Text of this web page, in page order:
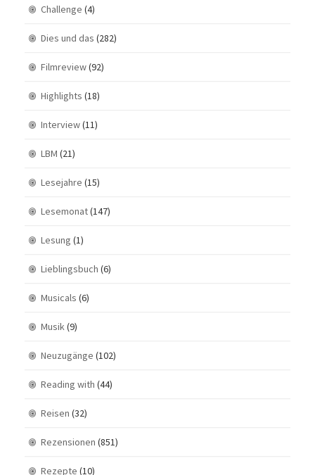
Challenge (4)
Dies und das (282)
Filmreview(92)
Highlights (18)
Interview(11)
LBM (21)
Lesejahre (15)
Lesemonat(147)
Lesung (1)
Lieblingsbuch (6)
Musicals (6)
Musik(9)
Neuzugänge (102)
Reading with (44)
Reisen (32)
Rezensionen (851)
Rezepte (10)